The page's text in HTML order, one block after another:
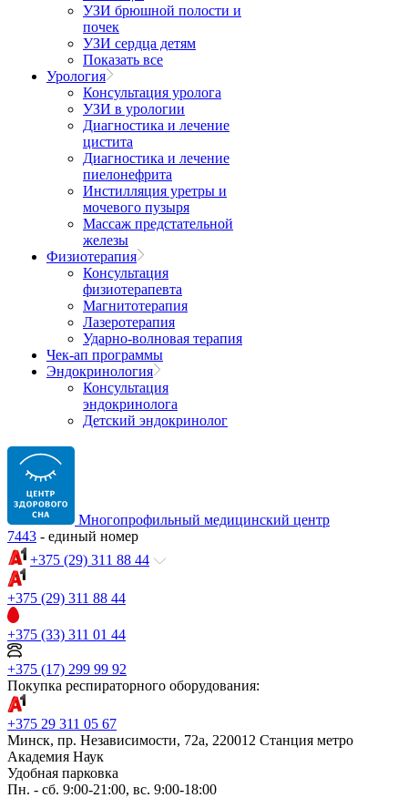
УЗИ брюшной полости и
почек
УЗИ сердца детям
Показать все
Урология
Консультация уролога
УЗИ в урологии
Диагностика и лечение
цистита
Диагностика и лечение
пиелонефрита
Инстилляция уретры и
мочевого пузыря
Массаж предстательной
железы
Физиотерапия
Консультация
физиотерапевта
Магнитотерапия
Лазеротерапия
Ударно-волновая терапия
Чек-ап программы
Эндокринология
Консультация
эндокринолога
Детский эндокринолог
Многопрофильный медицинский центр
7443 - единый номер
+375 (29) 311 88 44
+375 (29) 311 88 44
+375 (33) 311 01 44
+375 (17) 299 99 92
Покупка респираторного оборудования:
+375 29 311 05 67
Минск, пр. Независимости, 72а, 220012 Станция метро
Академия Наук
Удобная парковка
Пн. - сб. 9:00-21:00, вс. 9:00-18:00